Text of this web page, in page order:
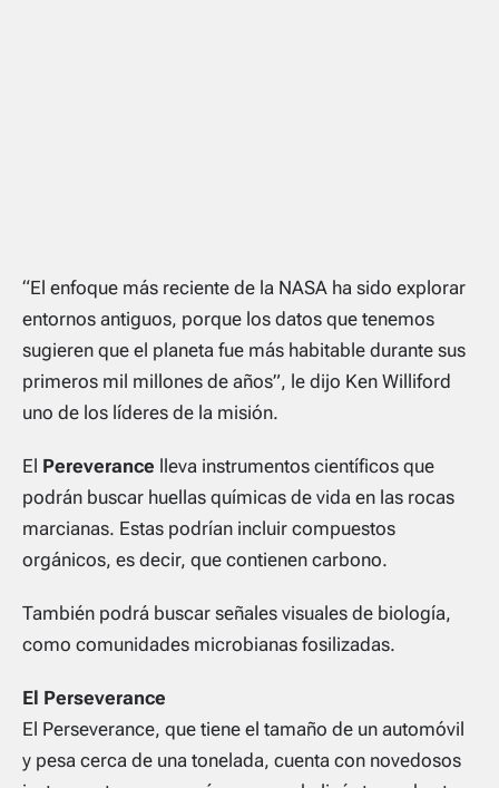
“El enfoque más reciente de la NASA ha sido explorar
entornos antiguos, porque los datos que tenemos
sugieren que el planeta fue más habitable durante sus
primeros mil millones de años”, le dijo Ken Williford
uno de los líderes de la misión.
El Pereverance lleva instrumentos científicos que
podrán buscar huellas químicas de vida en las rocas
marcianas. Estas podrían incluir compuestos
orgánicos, es decir, que contienen carbono.
También podrá buscar señales visuales de biología,
como comunidades microbianas fosilizadas.
El Perseverance
El Perseverance, que tiene el tamaño de un automóvil
y pesa cerca de una tonelada, cuenta con novedosos